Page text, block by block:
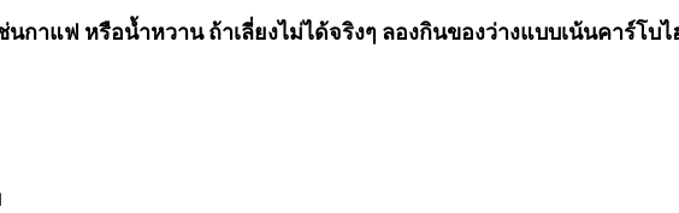
นกาแฟ หรือน้ำหวาน ถ้าเลี่ยงไม่ได้จริงๆ ลองกินของว่างแบบเน้นคาร์โบไ